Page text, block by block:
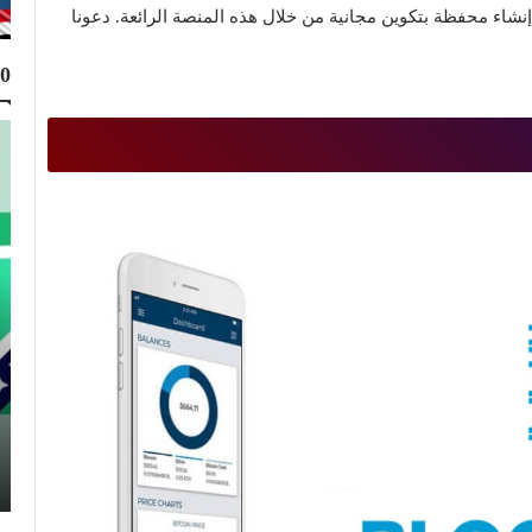
بلد حول العالم ويمكن إنشاء محفظة بتكوين مجانية من خلال هذه المنصة الرائعة. دعونا
أفضل 10 مواقع رفع الصور برابط مجانا بدون حذف